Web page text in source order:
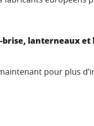
lanterneaux et
pour plus